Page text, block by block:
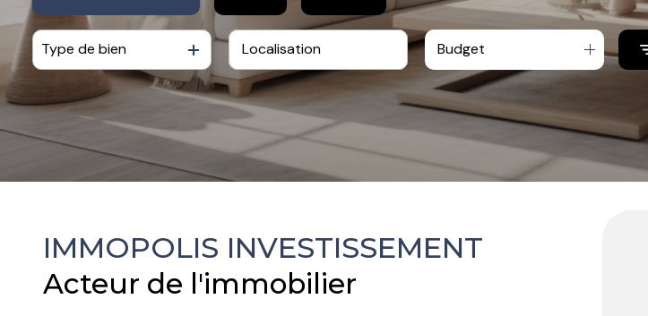
contactez-
nous
De l'ancien
De l'immo pro
à l'année
De l'immo pro
Type de bien Budget
IMMOPOLIS INVESTISSEMENT
Acteur de l'immobilier